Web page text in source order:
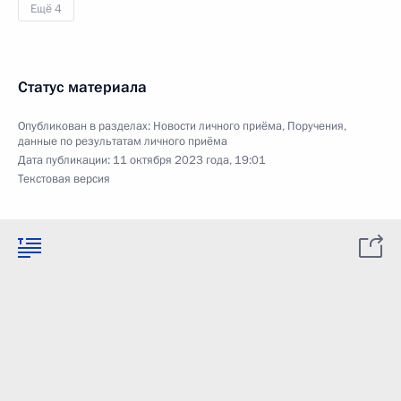
Ещё 4
Статус материала
Опубликован в разделах: Новости личного приёма, Поручения,
данные по результатам личного приёма
Дата публикации: 11 октября 2023 года, 19:01
Текстовая версия